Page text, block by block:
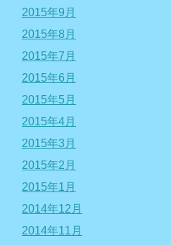
2015年9月
2015年8月
2015年7月
2015年6月
2015年5月
2015年4月
2015年3月
2015年2月
2015年1月
2014年12月
2014年11月